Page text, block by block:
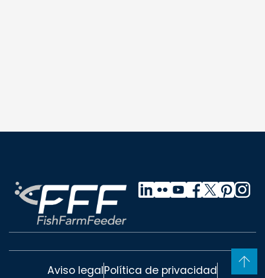
Aviso legalPolítica de privacidad